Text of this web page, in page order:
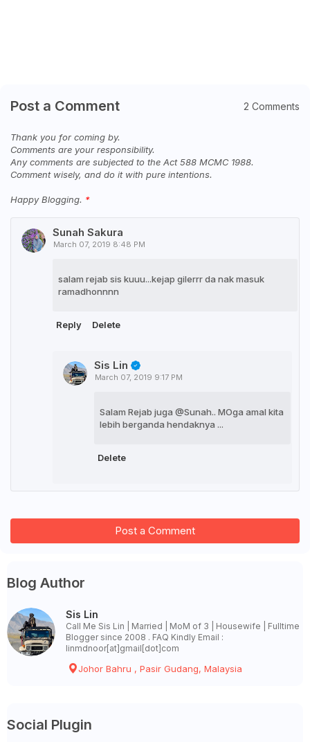
Post a Comment 2 Comments
Thank you for coming by.
Comments are your responsibility.
Any comments are subjected to the Act 588 MCMC 1988.
Comment wisely, and do it with pure intentions.
Happy Blogging.
Sunah Sakura
March 07, 2019 8:48 PM
salam rejab sis kuuu...kejap gilerrr da nak masuk
ramadhonnnn
Reply Delete
Sis Lin
March 07, 2019 9:17 PM
Salam Rejab juga @Sunah.. MOga amal kita
lebih berganda hendaknya ...
Delete
Post a Comment
Blog Author
Sis Lin
Call Me Sis Lin | Married | MoM of 3 | Housewife | Fulltime
Blogger since 2008 . FAQ Kindly Email :
linmdnoor[at]gmail[dot]com
Johor Bahru , Pasir Gudang, Malaysia
Social Plugin